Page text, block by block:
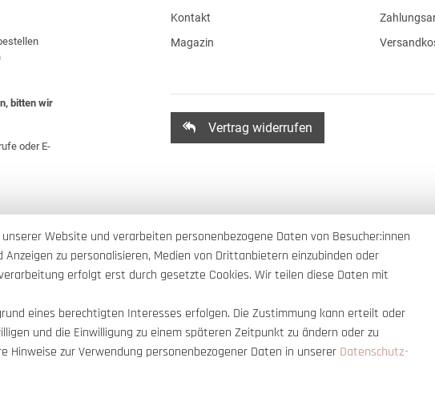
bitten wir
oder E-
Kontakt
Magazin
Vertrag widerrufen
Website und verarbeiten personenbezogene Daten von Besucher:innen
zu personalisieren, Medien von Drittanbietern einzubinden oder
erfolgt erst durch gesetzte Cookies. Wir teilen diese Daten mit
eines berechtigten Interesses erfolgen. Die Zustimmung kann erteilt oder
und die Einwilligung zu einem späteren Zeitpunkt zu ändern oder zu
Hinweise zur Verwendung personenbezogener Daten in unserer Daten­schutz­